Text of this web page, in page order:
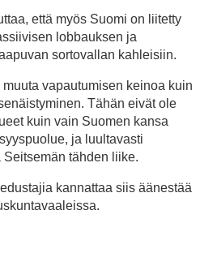
että myös Suomi on liitetty
lobbauksen ja
sortovallan kahleisiin.
vapautumisen keinoa kuin
Tähän eivät ole
kuin vain Suomen kansa
ja luultavasti
tähden liike.
kannattaa siis äänestää